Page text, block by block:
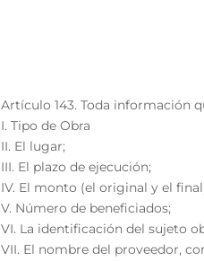
Artículo 143. Toda información
I. Tipo de Obra
II. El lugar;
III. El plazo de ejecución;
IV. El monto (el original y el
V. Número de beneficiados;
VI. La identificación del sujeto
VII. El nombre del proveedor,